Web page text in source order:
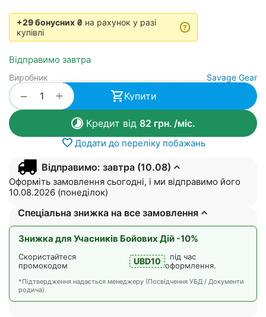
+29 бонусних ₴ на рахунок у разі
купівлі
?
Відправимо завтра
Виробник Savage Gear
+
− Купити
Кредит від 82 грн. /міс.
Додати до переліку побажань
Відправимо: завтра (10.08)
Оформіть замовлення сьогодні, і ми відправимо його
10.08.2026 (понеділок)
Спеціальна знижка на все замовлення
Знижка для Учасників Бойових Дій -10%
Скористайтеся
промокодом
UBD10
під час
оформлення.
*Підтвердження надається менеджеру (Посвідчення УБД / Документи
родича).